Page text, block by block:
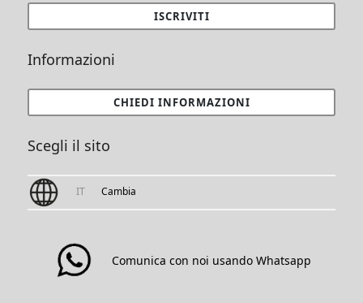
ISCRIVITI
Informazioni
CHIEDI INFORMAZIONI
Scegli il sito
IT Cambia
Comunica con noi usando Whatsapp